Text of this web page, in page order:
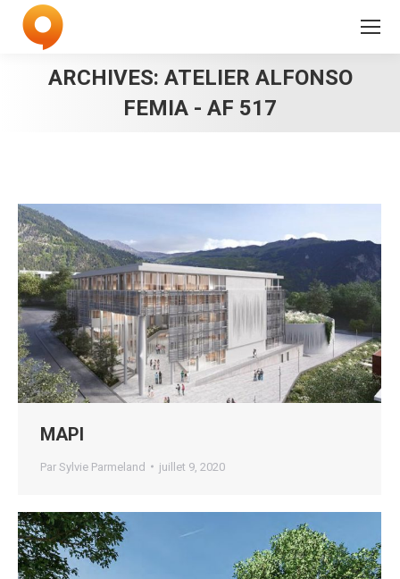
ARCHIVES: ATELIER ALFONSO
FEMIA - AF 517
MAPI
Par Sylvie Parmeland juillet 9, 2020